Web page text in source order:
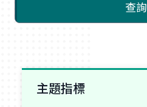
查詢
主題指標